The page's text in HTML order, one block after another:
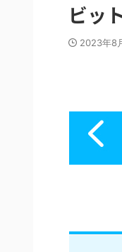
ビッ
2023年8